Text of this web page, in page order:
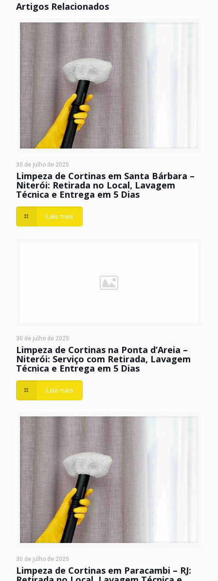
Artigos Relacionados
30 de julho de 2025
Limpeza de Cortinas em Santa Bárbara –
Niterói: Retirada no Local, Lavagem
Técnica e Entrega em 5 Dias
Leia mais
30 de julho de 2025
Limpeza de Cortinas na Ponta d’Areia –
Niterói: Serviço com Retirada, Lavagem
Técnica e Entrega em 5 Dias
Leia mais
30 de julho de 2025
Limpeza de Cortinas em Paracambi – RJ: